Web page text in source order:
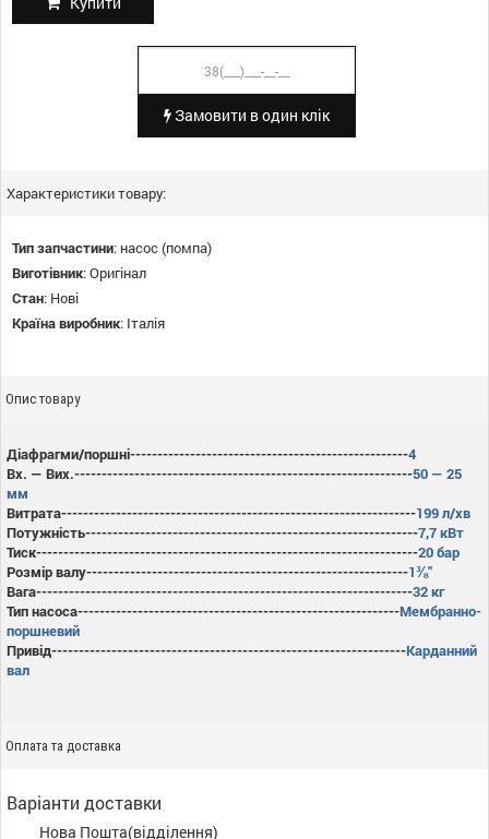
Замовити в один клік
Характеристики товару:
Тип запчастини: насос (помпа)
Виготівник:Оригінал
Стан: Нові
Країна виробник: Італія
Опис товару
Діафрагми/поршні---------------------------------------------------4
Вх. — Вих.--------------------------------------------------------------50 — 25
мм
Витрата-----------------------------------------------------------------199 л/хв
Потужність-------------------------------------------------------------7,7 кВт
Тиск----------------------------------------------------------------------20 бар
Розмір валу-----------------------------------------------------------1⅜"
Вага---------------------------------------------------------------------32 кг
Тип насоса-----------------------------------------------------------Мембранно-
поршневий
Привід-----------------------------------------------------------------Карданний
вал
Оплата та доставка
Варіанти доставки
Нова Пошта(відділення)